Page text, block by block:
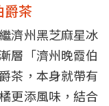
爵茶
濟州黑芝麻星冰
層「濟州晚霞伯
茶，本身就帶有
更添風味，結合